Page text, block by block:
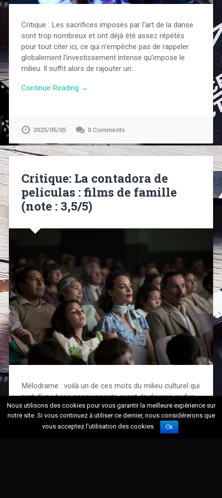
Critique : Les sacrifices imposés par l’art de la danse
sont trop nombreux et ont déjà été assez répétés
pour tout citer ici, ce qui n’empêche pas de rappeler
globalement l’investissement intense qu’impose le
milieu. Il suffit alors de rajouter un…
Continue Reading →
2025/05/05 0 Comments
Critique: La contadora de
peliculas : films de famille
(note : 3,5/5)
Mélodrame : voilà un de ces mots du milieu culturel qui
part d’une base passionnante avant de devenir au fur
et à mesure des années une forme d’injure, comme un
« sous-genre » qui est artistiquement moins valide que
les autres. Pourtant, pareilles…
Nous utilisons des cookies pour vous garantir la meilleure expérience sur
notre site. Si vous continuez à utiliser ce dernier, nous considérerons que
vous acceptez l'utilisation des cookies.
Ok